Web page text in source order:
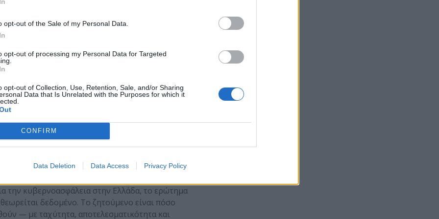
opt-out of the Sale of my Personal Data.
opt-out of processing my Personal Data for Targeted
opt-out of Collection, Use, Retention, Sale, and/or Sharing
Data that Is Unrelated with the Purposes for which it
CONFIRM
Data Deletion Data Access Privacy Policy
της έρευνας. Πρόκειται για ένα ζωντανό
cybersecurity σε βάθος επταετίας.
άξονες που, σύμφωνα με τα προηγούμενα
συνέχεια— πόσο γρήγορα ανακάμπτουν οι
στην εποχή του zero trust.
— από το «πρέπει» στο «πώς».
έτοιμοι είμαστε
την κυβερνοασφάλεια στην Ελλάδα, το ερώτημα
δεδομένο. Το ζητούμενο είναι πόσο
— με ταχύτητα, αποτελεσματικότητα και